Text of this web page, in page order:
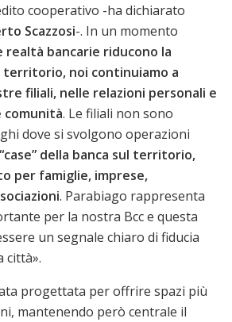
cooperativo -ha dichiarato
Scazzosi-. In un momento
realtà bancarie riducono la
territorio, noi continuiamo a
filiali, nelle relazioni personali e
comunità. Le filiali non sono
dove si svolgono operazioni
della banca sul territorio,
per famiglie, imprese,
. Parabiago rappresenta
per la nostra Bcc e questa
un segnale chiaro di fiducia
città».
progettata per offrire spazi più
mantenendo però centrale il